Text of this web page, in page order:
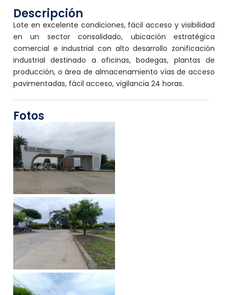
Descripción
Lote en excelente condiciones, fácil acceso y visibilidad
en un sector consolidado, ubicación estratégica
comercial e industrial con alto desarrollo zonificación
industrial destinado a oficinas, bodegas, plantas de
producción, o área de almacenamiento vías de acceso
pavimentadas, fácil acceso, vigilancia 24 horas.
Fotos